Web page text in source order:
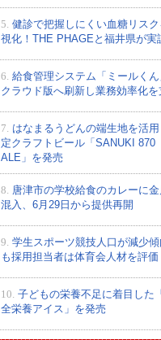
5. 健診で把握しにくい血糖リス
視化！THE PHAGEと福井県が実
6. 給食管理システム「ミールくん
クラウド版へ刷新し業務効率化を
7. はなまるうどんの端生地を活用
定クラフトビール「SANUKI 870
ALE」を発売
8. 唐津市の学校給食のカレーに
混入、6月29日から提供再開
9. 学生スポーツ競技人口が減少
も採用担当者は体育会人材を評価
10. 子どもの栄養不足に着目した
全栄養アイス」を発売